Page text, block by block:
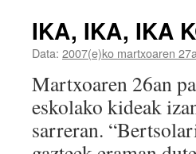
IKA, IKA, IKA
Data: 2007(e)ko martxoaren 27a
Martxoaren 26an
eskolako kideak
sarreran.